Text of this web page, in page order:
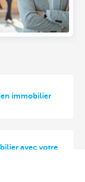
immobilier
avec votre